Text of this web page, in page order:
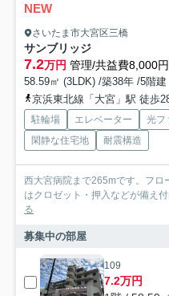
NEW
さいたま市大宮区三橋
サンブリッジ
7.2万円 管理/共益費8,000円
58.59㎡ (3LDK) /築38年 /5階建
京浜東北線「大宮」駅 徒歩
駐輪場 エレベーター 光フ
閑静な住宅地
耐震構造
西大宮病院まで265mです。フロ
はクロゼット・押入などが備え
る
募集中の部屋
109
7.2万円